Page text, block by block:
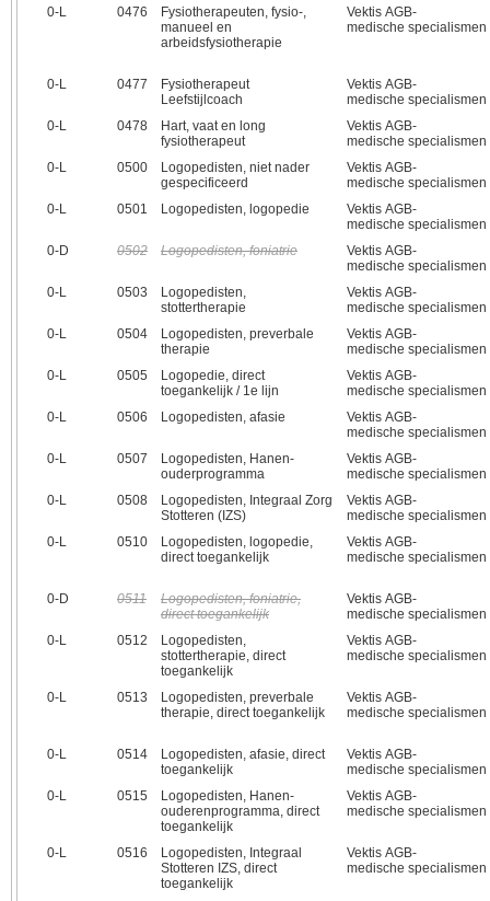
0‑L 0476
Fysiotherapeuten, fysio-,
manueel en
arbeidsfysiotherapie
Vektis AGB-
medische specialismen
0‑L 0477
Fysiotherapeut
Leefstijlcoach
Vektis AGB-
medische specialismen
0‑L
0478
Hart, vaat en long
fysiotherapeut
Vektis AGB-
medische specialismen
0‑L
0500
Logopedisten, niet nader
gespecificeerd
Vektis AGB-
medische specialismen
0‑L
0501 Logopedisten, logopedie
Vektis AGB-
medische specialismen
0‑D
0502 Logopedisten, foniatrie
Vektis AGB-
medische specialismen
0‑L
0503
Logopedisten,
stottertherapie
Vektis AGB-
medische specialismen
0‑L
0504
Logopedisten, preverbale
therapie
Vektis AGB-
medische specialismen
0‑L
0505
Logopedie, direct
toegankelijk / 1e lijn
Vektis AGB-
medische specialismen
0‑L
0506 Logopedisten, afasie
Vektis AGB-
medische specialismen
0‑L
0507
Logopedisten, Hanen-
ouderprogramma
Vektis AGB-
medische specialismen
0‑L
0508
Logopedisten, Integraal Zorg
Stotteren (IZS)
Vektis AGB-
medische specialismen
0‑L
0510
Logopedisten, logopedie,
direct toegankelijk
Vektis AGB-
medische specialismen
0‑D 0511
Logopedisten, foniatrie,
direct toegankelijk
Vektis AGB-
medische specialismen
0‑L
0512
Logopedisten,
stottertherapie, direct
toegankelijk
Vektis AGB-
medische specialismen
0‑L 0513
Logopedisten, preverbale
therapie, direct toegankelijk
Vektis AGB-
medische specialismen
0‑L 0514
Logopedisten, afasie, direct
toegankelijk
Vektis AGB-
medische specialismen
0‑L
0515
Logopedisten, Hanen-
ouderenprogramma, direct
toegankelijk
Vektis AGB-
medische specialismen
0‑L 0516
Logopedisten, Integraal
Stotteren IZS, direct
toegankelijk
Vektis AGB-
medische specialismen